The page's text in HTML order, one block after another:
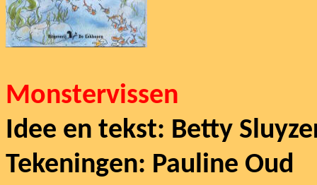
Monstervissen
Idee en tekst: Betty
Tekeningen: Pauline Oud